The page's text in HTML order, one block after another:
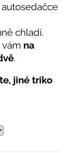
chladí.
na
.
jiné triko